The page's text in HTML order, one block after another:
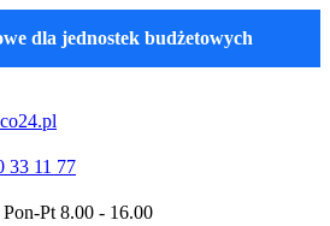
dla jednostek budżetowych
33 11 77
Pon-Pt 8.00 - 16.00